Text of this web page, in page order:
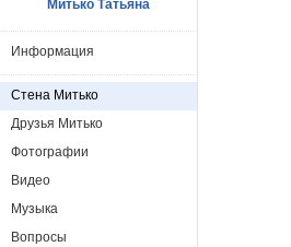
Митько Татьяна
Информация
Стена Митько
Друзья Митько
Фотографии
Видео
Музыка
Вопросы